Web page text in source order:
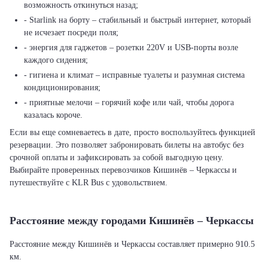
возможность откинуться назад;
- Starlink на борту – стабильный и быстрый интернет, который
не исчезает посреди поля;
- энергия для гаджетов – розетки 220V и USB-порты возле
каждого сидения;
- гигиена и климат – исправные туалеты и разумная система
кондиционирования;
- приятные мелочи – горячий кофе или чай, чтобы дорога
казалась короче.
Если вы еще сомневаетесь в дате, просто воспользуйтесь функцией
резервации. Это позволяет забронировать билеты на автобус без
срочной оплаты и зафиксировать за собой выгодную цену.
Выбирайте проверенных перевозчиков Кишинёв – Черкассы и
путешествуйте с KLR Bus с удовольствием.
Расстояние между городами Кишинёв – Черкассы
Расстояние между Кишинёв и Черкассы составляет примерно 910.5
км.